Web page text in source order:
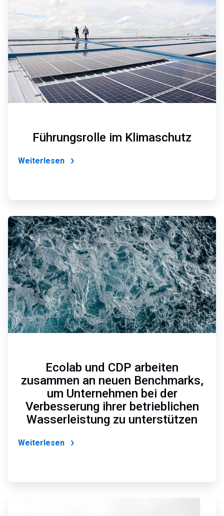
Führungsrolle im Klima​​​​​​​schutz
Weiterlesen
ArticleTile
3
von
6
Ecolab und CDP arbeiten
zusammen an neuen Benchmarks,
um Unternehmen bei der
Verbesserung ihrer betrieblichen
Wasserleistung zu unterstützen
Weiterlesen